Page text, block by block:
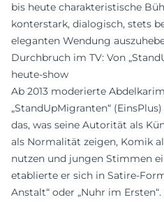
bis heute charakteristische
konterstark, dialogisch, stets
eleganten Wendung
Durchbruch im TV: Von
heute‑show
Ab 2013 moderierte
„StandUpMigranten“
das, was seine Autorität als
als Normalität zeigen, Komik
nutzen und jungen Stimmen
etablierte er sich in
Anstalt“ oder „Nuhr im